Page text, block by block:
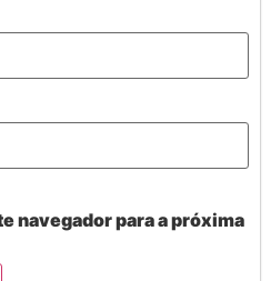
navegador para a próxima